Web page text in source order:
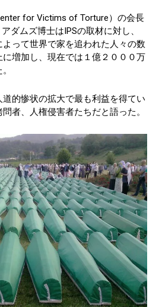
for Victims of Torture）の会長
ダムズ博士はIPSの取材に対し、
って世界で家を追われた人々の数
増加し、現在では１億２０００万
的惨状の拡大で最も利益を得てい
者、人権侵害者たちだと語った。